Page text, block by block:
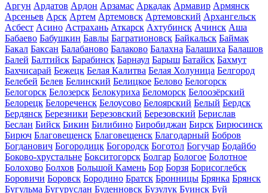
Аргун Ардатов Ардон Арзамас Аркадак Армавир Армянск
Арсеньев Арск Артем Артемовск Артемовский Архангельск
Асбест Асино Астрахань Аткарск Ахтубинск Ачинск Аша
Бабаево Бабушкин Бавлы Багратионовск Байкальск Баймак
Бакал Баксан Балабаново Балаково Балахна Балашиха Балашов
Балей Балтийск Барабинск Барнаул Барыш Батайск Бахмут
Бахчисарай Бежецк Белая Калитва Белая Холуница Белгород
Белебей Белев Белинский Белицкое Белово Белогорск
Белогорск Белозерск Белокуриха Беломорск Белоозёрский
Белорецк Белореченск Белоусово Белоярский Белый Бердск
Бердянск Березники Березовский Березовский Берислав
Беслан Бийск Бикин Билибино Биробиджан Бирск Бирюсинск
Бирюч Благовещенск Благовещенск Благодарный Бобров
Богданович Богородицк Богородск Боготол Богучар Бодайбо
Боково-хрустальне Бокситогорск Болгар Бологое Болотное
Болохово Болхов Большой Камень Бор Борзя Борисоглебск
Боровичи Боровск Бородино Братск Бронницы Брянка Брянск
Бугульма Бугуруслан Буденновск Бузулук Буинск Буй